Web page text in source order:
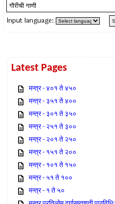
Input language:
Latest Pages
मन्त्र - ४०१ ते ४५०
मन्त्र - ३५१ ते ४००
मन्त्र - ३०१ ते ३५०
मन्त्र - २५१ ते ३००
मन्त्र - २०१ ते २५०
मन्त्र - १५१ ते २००
मन्त्र - १०१ ते १५०
मन्त्र - ५१ ते १००
मन्त्र - १ ते ५०